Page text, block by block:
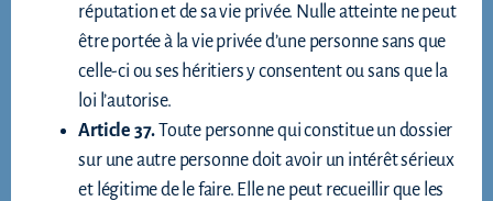
réputation et de sa vie privée. Nulle atteinte ne peut
être portée à la vie privée d’une personne sans que
celle-ci ou ses héritiers y consentent ou sans que la
loi l’autorise.
Article 37.Toute personne qui constitue un dossier
sur une autre personne doit avoir un intérêt sérieux
et légitime de le faire. Elle ne peut recueillir que les